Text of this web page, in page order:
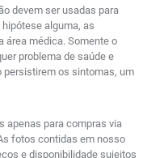
devem ser usadas para
alguma, as
área médica. Somente o
problema de saúde e
persistirem os sintomas, um
apenas para compras via
fotos contidas em nosso
e disponibilidade sujeitos